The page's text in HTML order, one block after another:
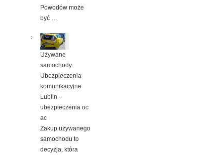
Powodów może
być …
Używane
samochody.
Ubezpieczenia
komunikacyjne
Lublin –
ubezpieczenia oc
ac
Zakup używanego
samochodu to
decyzja, która